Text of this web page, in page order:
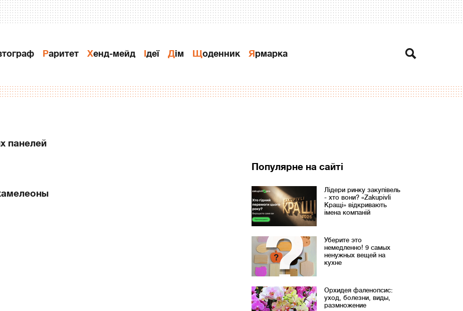
Раритет Хенд-мейд Ідеї Дiм Щоденник Ярмарка
панелей
Популярне на сайті
Лідери ринку закупівель
- хто вони? «Zakupivli
Кращі» відкривають
імена компаній
Уберите это
немедленно! 9 самых
ненужных вещей на
кухне
Орхидея фаленопсис:
уход, болезни, виды,
размножение